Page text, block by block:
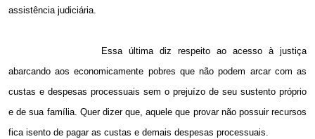
assistência judiciária.
Essa última diz respeito ao acesso à justiça
abarcando aos economicamente pobres que não podem arcar com as
custas e despesas processuais sem o prejuízo de seu sustento próprio
e de sua família. Quer dizer que, aquele que provar não possuir recursos
fica isento de pagar as custas e demais despesas processuais.